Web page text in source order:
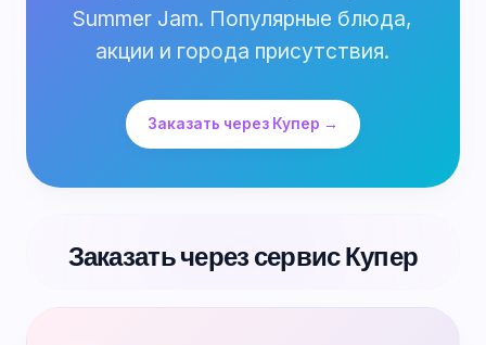
Summer Jam. Популярные блюда,
акции и города присутствия.
Заказать через Купер →
Заказать через сервис Купер